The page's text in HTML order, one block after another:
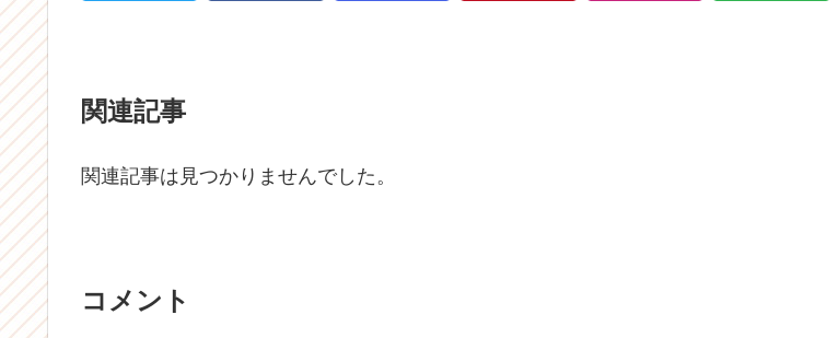
関連記事
関連記事は見つかりませんでした。
コメント